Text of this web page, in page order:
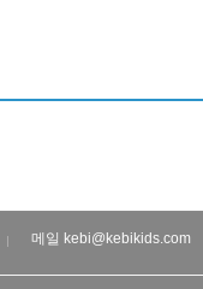
메일 kebi@kebikids.com